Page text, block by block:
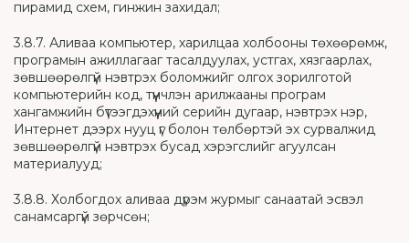
пирамид схем, гинжин захидал;
3.8.7. Аливаа компьютер, харилцаа холбооны төхөөрөмж,
програмын ажиллагааг тасалдуулах, устгах, хязгаарлах,
зөвшөөрөлгүй нэвтрэх боломжийг олгох зорилготой
компьютерийн код, түүнчлэн арилжааны програм
хангамжийн бүтээгдэхүүний серийн дугаар, нэвтрэх нэр,
Интернет дээрх нууц үг болон төлбөртэй эх сурвалжид
зөвшөөрөлгүй нэвтрэх бусад хэрэгслийг агуулсан
материалууд;
3.8.8. Холбогдох аливаа дүрэм журмыг санаатай эсвэл
санамсаргүй зөрчсөн;